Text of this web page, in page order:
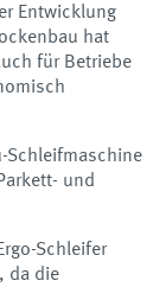
Entwicklung
hat
für Betriebe
Schleifmaschine
und
Schleifer
da die